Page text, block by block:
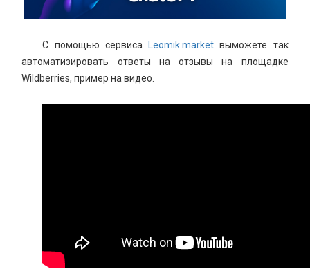
С помощью сервиса Leomik.market выможете так
автоматизировать ответы на отзывы на площадке
Wildberries, пример на видео.